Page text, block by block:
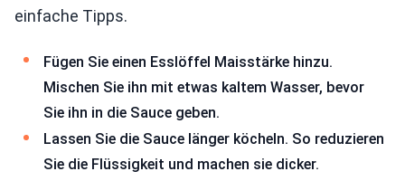
einfache Tipps.
Fügen Sie einen Esslöffel Maisstärke hinzu.
Mischen Sie ihn mit etwas kaltem Wasser, bevor
Sie ihn in die Sauce geben.
Lassen Sie die Sauce länger köcheln. So reduzieren
Sie die Flüssigkeit und machen sie dicker.